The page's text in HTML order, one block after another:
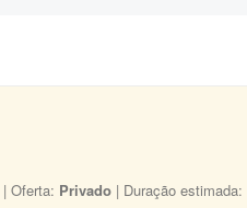
| Oferta: Privado | Duração estimada: